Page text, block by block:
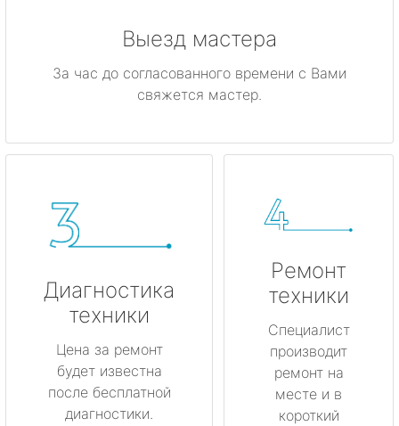
Выезд мастера
За час до согласованного времени с Вами
свяжется мастер.
Диагностика
техники
Цена за ремонт
будет известна
после бесплатной
диагностики.
Ремонт
техники
Специалист
производит
ремонт на
месте и в
короткий